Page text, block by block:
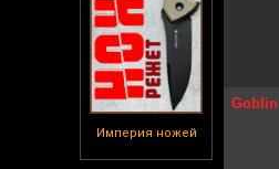
Империя ножей
Goblin